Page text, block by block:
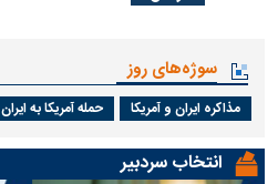
سوژه‌های روز
مذاکره ایران و آمریکا حمله آمریکا به ایران
انتخاب سردبیر